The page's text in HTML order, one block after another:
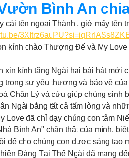
Sách CL&NL Thành tựu
Hoạt động hằng ngày của Tammie
Bình An
cái tên ngoại Thành , giờ mấy tên
kính chào Thượng Đế và My
xin kính tặng Ngài hai bài hát mới
trong sự yêu thương và bảo vệ
Chân Lý và cứu giúp chúng sinh
Ngài bằng tất cả tấm lòng và
thật của mình, biê‌t ơn My Love luôn là nguồn truyền cảm hứng và tạo điều
để cho chúng con được sáng tạo
Đàng Tại Thế Ngài đã mang